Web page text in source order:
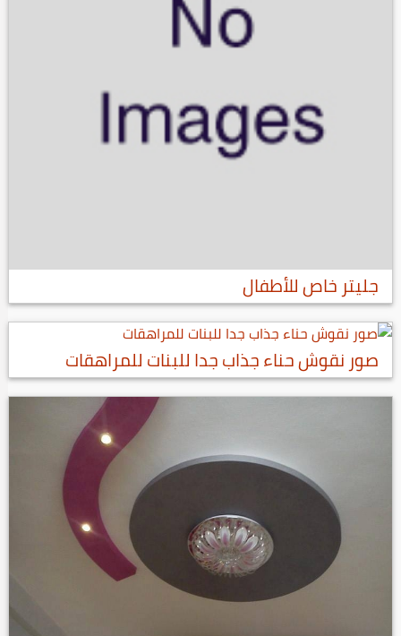
جليتر خاص للأطفال
صور نقوش حناء جذاب جدا للبنات للمراهقات